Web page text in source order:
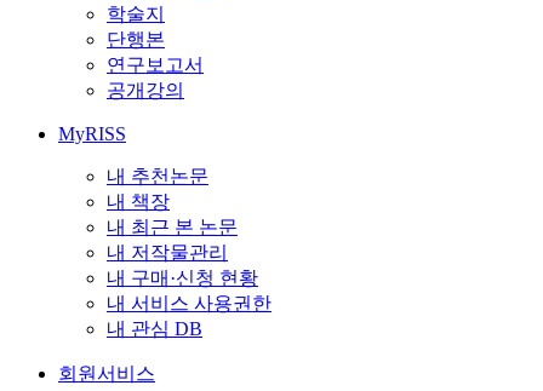
학술지
단행본
연구보고서
공개강의
MyRISS
내 추천논문
내 책장
내 최근 본 논문
내 저작물관리
내 구매·신청 현황
내 서비스 사용권한
내 관심 DB
회원서비스